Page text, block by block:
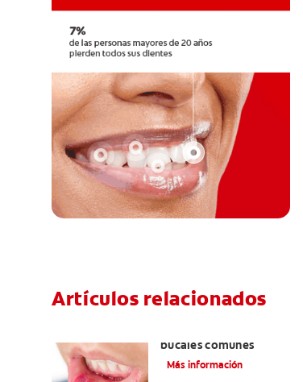
Artículos relacionados
bucales comunes
Más información